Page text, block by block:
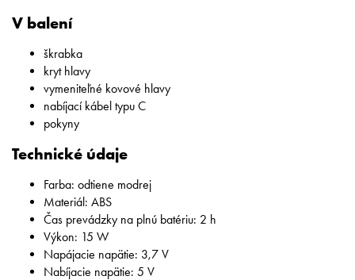
V balení
škrabka
kryt hlavy
vymeniteľné kovové hlavy
nabíjací kábel typu C
pokyny
Technické údaje
Farba: odtiene modrej
Materiál: ABS
Čas prevádzky na plnú batériu: 2 h
Výkon: 15 W
Napájacie napätie: 3,7 V
Nabíjacie napätie: 5 V